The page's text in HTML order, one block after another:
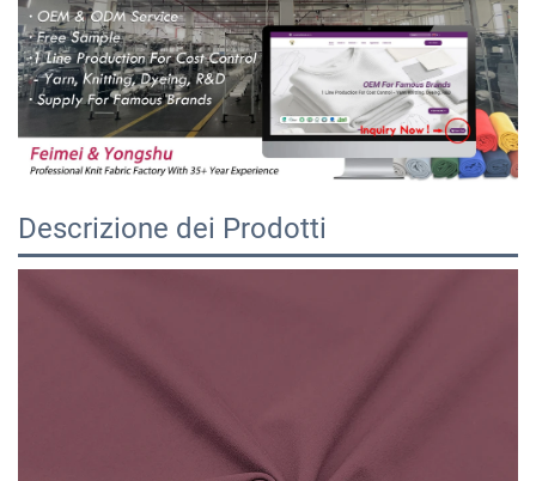
Descrizione dei Prodotti